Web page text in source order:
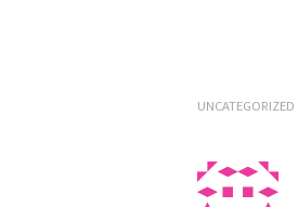
UNCATEGORIZED